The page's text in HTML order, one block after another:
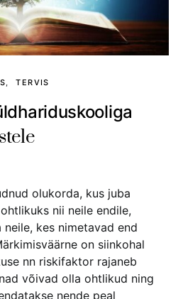
TERVIS
olukorda, kus juba
nii neile endile,
kes nimetavad end
on siinkohal
nn riskifaktor rajaneb
võivad olla ohtlikud ning
nende peal